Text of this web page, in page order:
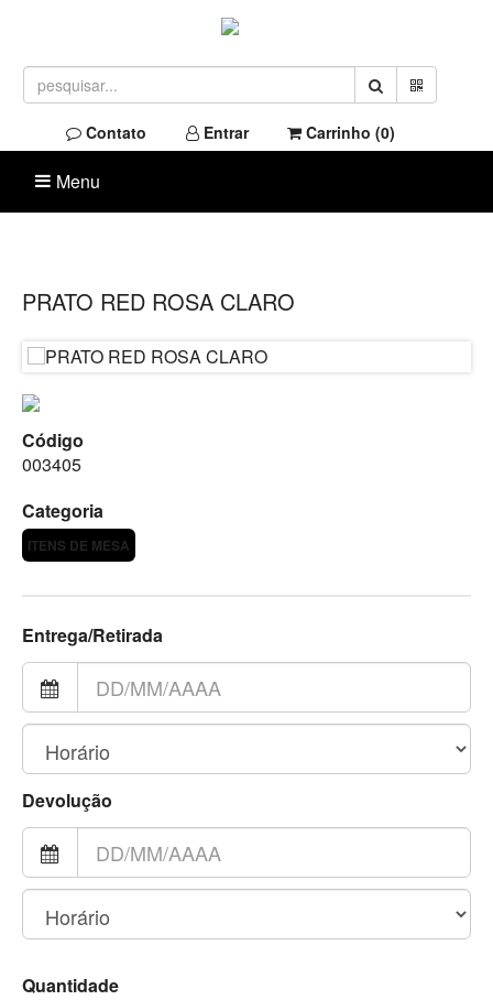
Contato Entrar Carrinho (0)
Menu
PRATO RED ROSA CLARO
Código
003405
Categoria
ITENS DE MESA
Entrega/Retirada
Devolução
Quantidade